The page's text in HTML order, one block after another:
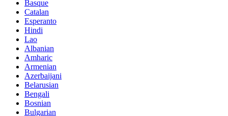
Basque
Catalan
Esperanto
Hindi
Lao
Albanian
Amharic
Armenian
Azerbaijani
Belarusian
Bengali
Bosnian
Bulgarian